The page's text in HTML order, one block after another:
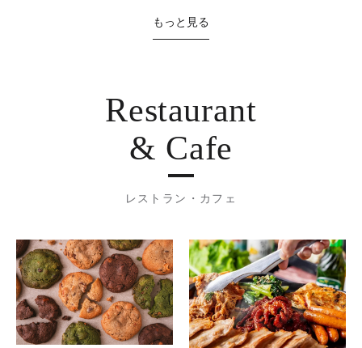
もっと見る
Restaurant
& Cafe
レストラン・カフェ